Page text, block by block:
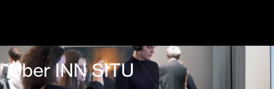
Über INN SITU